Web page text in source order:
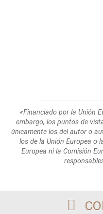
«Financiado por la Unión
embargo, los puntos de
únicamente los del autor o
los de la Unión Europea o
Europea ni la Comisión